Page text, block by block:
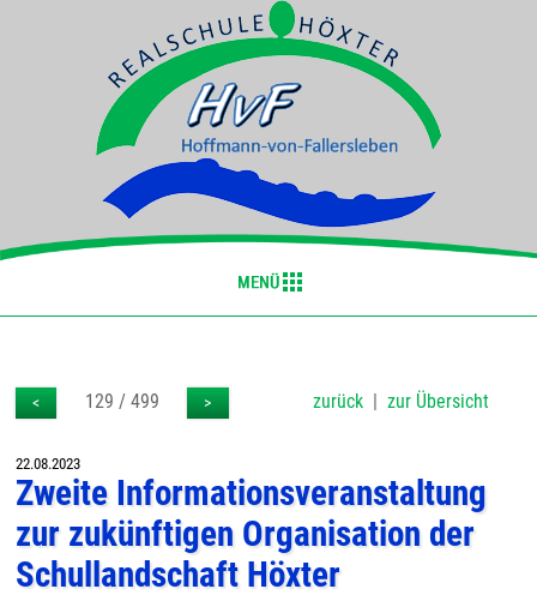
< 129 / 499 > zurück |zur Übersicht
22.08.2023
Zweite Informationsveranstaltung
zur zukünftigen Organisation der
Schullandschaft Höxter